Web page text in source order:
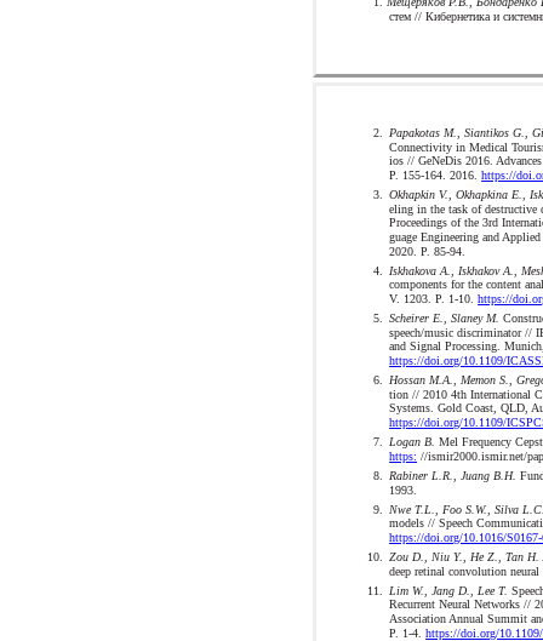
стем // Кибернетика и
2. Papakotas M., Siantikos G.,
Connectivity in Medical
ios // GeNeDis 2016.
P. 155-164. 2016.https://
3.
Okhapkin V., Okhapkina E.,
eling in the task of destructive
Proceedings of the 3rd
guage Engineering and
2020. P. 85-94.
4.
Iskhakova A., Iskhakov A.,
components for the content
V. 1203. P. 1-10.https://
5.
Scheirer E., Slaney M.
speech/music discriminator //
and Signal Processing.
https://doi.org/10.1109/
6.
Hossan M.A., Memon S.,
tion // 2010 4th International
Systems. Gold Coast, QLD,
https://doi.org/10.1109/
7.
Logan B. Mel Frequency
https: //ismir2000.ismir.net/
8.
Rabiner L.R., Juang B.H.
1993.
9.
Nwe T.L., Foo S.W., Silva
models // Speech
https://doi.org/10.1016/
10.
Zou D., Niu Y., He Z., Tan H.
deep retinal convolution
11.
Lim W., Jang D., Lee T.
Recurrent Neural Networks //
Association Annual Summit
P. 1-4.https://doi.org/